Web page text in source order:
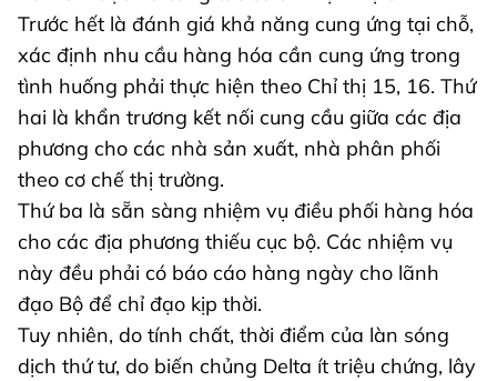
Trước hết là đánh giá khả năng cung ứng tại chỗ,
xác định nhu cầu hàng hóa cần cung ứng trong
tình huống phải thực hiện theo Chỉ thị 15, 16. Thứ
hai là khẩn trương kết nối cung cầu giữa các địa
phương cho các nhà sản xuất, nhà phân phối
theo cơ chế thị trường.
Thứ ba là sẵn sàng nhiệm vụ điều phối hàng hóa
cho các địa phương thiếu cục bộ. Các nhiệm vụ
này đều phải có báo cáo hàng ngày cho lãnh
đạo Bộ để chỉ đạo kịp thời.
Tuy nhiên, do tính chất, thời điểm của làn sóng
dịch thứ tư, do biến chủng Delta ít triệu chứng, lây